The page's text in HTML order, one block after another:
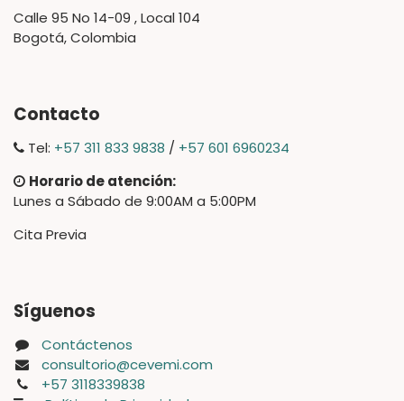
Calle 95 No 14-09 , Local 104
Bogotá, Colombia
Contacto
Tel: +57 311 833 9838 / +57 601 6960234
Horario de atención:
Lunes a Sábado de 9:00AM a 5:00PM
Cita Previa
Síguenos
Contáctenos
consultorio@cevemi.com
+57 3118339838